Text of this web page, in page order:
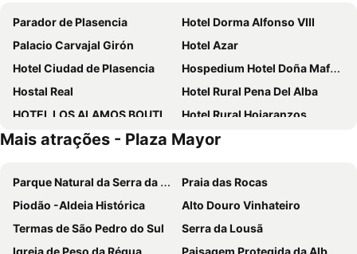
Parador de Plasencia
Hotel Dorma Alfonso VIII
Palacio Carvajal Girón
Hotel Azar
Hotel Ciudad de Plasencia
Hospedium Hotel Doña Mafalda de Castilla
Hostal Real
Hotel Rural Pena Del Alba
HOTEL LOS ALAMOS BOUTIQUE
Hotel Rural Hojaranzos
Rincón Extremeño
Hotel Rural Palacio Haza De La Concepcion
Mais atrações - Plaza Mayor
Parque Natural da Serra da Estrela
Praia das Rocas
Piodão -Aldeia Histórica
Alto Douro Vinhateiro
Termas de São Pedro do Sul
Serra da Lousã
Igreja de Peso da Régua
Paisagem Protegida da Albufeira do Azibo